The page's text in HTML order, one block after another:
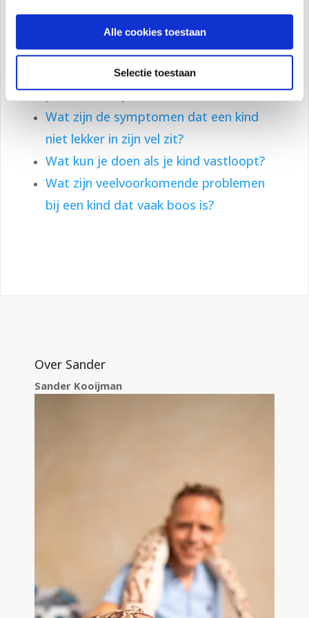
Alle cookies toestaan
Selectie toestaan
Wat zijn de oorzaken van
gedragsproblemen bij kinderen?
Wat zijn de signalen van emotionele
problemen bij kinderen?
Wat zijn de symptomen dat een kind
niet lekker in zijn vel zit?
Wat kun je doen als je kind vastloopt?
Wat zijn veelvoorkomende problemen
bij een kind dat vaak boos is?
Over Sander
Sander Kooijman